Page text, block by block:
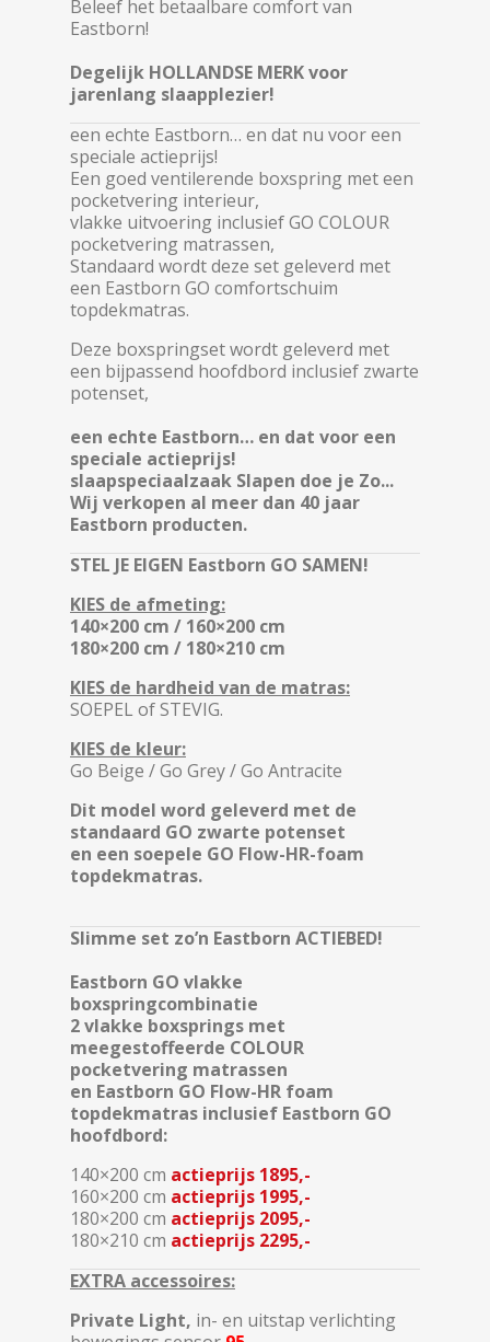
Beleef het betaalbare comfort van
Eastborn!
Degelijk HOLLANDSE MERK voor
jarenlang slaapplezier!
een echte Eastborn… en dat nu voor een
speciale actieprijs!
Een goed ventilerende boxspring met een
pocketvering interieur,
vlakke uitvoering inclusief GO COLOUR
pocketvering matrassen,
Standaard wordt deze set geleverd met
een Eastborn GO comfortschuim
topdekmatras.
Deze boxspringset wordt geleverd met
een bijpassend hoofdbord inclusief zwarte
potenset,
een echte Eastborn… en dat voor een
speciale actieprijs!
slaapspeciaalzaak Slapen doe je Zo...
Wij verkopen al meer dan 40 jaar
Eastborn producten.
STEL JE EIGEN Eastborn GO SAMEN!
KIES de afmeting:
140×200 cm / 160×200 cm
180×200 cm / 180×210 cm
KIES de hardheid van de matras:
SOEPEL of STEVIG.
KIES de kleur:
Go Beige / Go Grey / Go Antracite
Dit model word geleverd met de
standaard GO zwarte potenset
en een soepele GO Flow-HR-foam
topdekmatras.
Slimme set zo’n Eastborn ACTIEBED!
Eastborn GO vlakke
boxspringcombinatie
2 vlakke boxsprings met
meegestoffeerde COLOUR
pocketvering matrassen
en Eastborn GO Flow-HR foam
topdekmatras inclusief Eastborn GO
hoofdbord:
140×200 cm actieprijs 1895,-
160×200 cm actieprijs 1995,-
180×200 cm actieprijs 2095,-
180×210 cm actieprijs 2295,-
EXTRA accessoires:
Private Light, in- en uitstap verlichting